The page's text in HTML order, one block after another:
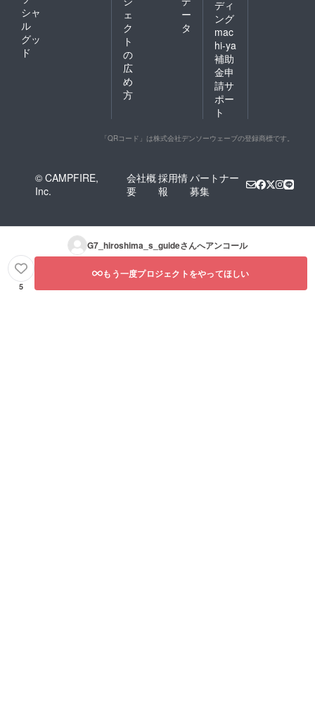
シャ
ル
グッ
ド
ェ
ク
ト
の
広
め
方
ー
タ
ディ
ング
mac
hi-ya
補助
金申
請サ
ポー
ト
「QRコード」は株式会社デンソーウェーブの登録商標です。
© CAMPFIRE,
Inc.
会社概
要
採用情
報
パートナー
募集
G7_hiroshima_s_guideさんへアンコール
5
もう一度プロジェクトをやってほしい